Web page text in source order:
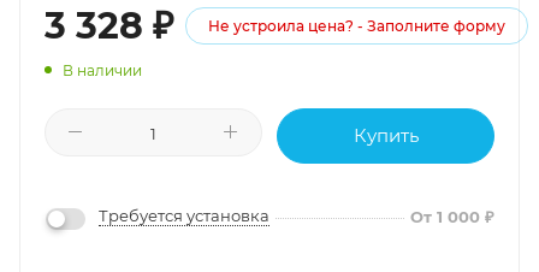
3 328 ₽ Не устроила цена? - Заполните форму
В наличии
Купить
Требуется установка От 1 000 ₽